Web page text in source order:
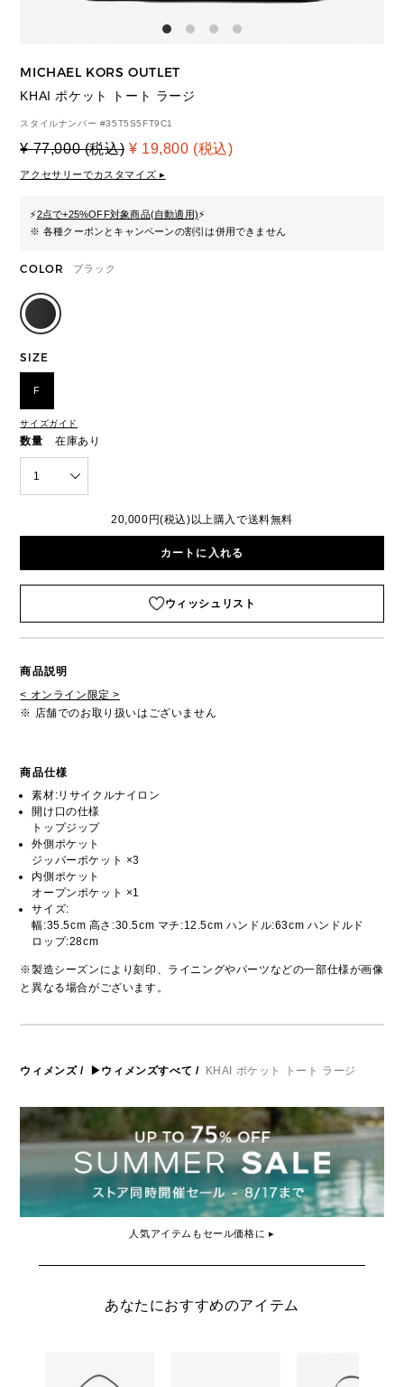
MICHAEL KORS OUTLET
KHAI ポケット トート ラージ
スタイルナンバー #35T5S5FT9C1
¥ 77,000 (税込) ¥ 19,800 (税込)
アクセサリーでカスタマイズ ▸
⚡2点で+25%OFF対象商品(自動適用)⚡
※ 各種クーポンとキャンペーンの割引は併用できません
COLOR ブラック
SIZE
F
サイズガイド
数量 在庫あり
1
20,000円(税込)以上購入で送料無料
カートに入れる
ウィッシュリスト
商品説明
< オンライン限定 >
※ 店舗でのお取り扱いはございません
商品仕様
素材:リサイクルナイロン
開け口の仕様
トップジップ
外側ポケット
ジッパーポケット ×3
内側ポケット
オープンポケット ×1
サイズ:
幅:35.5cm 高さ:30.5cm マチ:12.5cm ハンドル:63cm ハンドルド
ロップ:28cm
※製造シーズンにより刻印、ライニングやパーツなどの一部仕様が画像
と異なる場合がございます。
ウィメンズ/ ▶ウィメンズすべて / KHAI ポケット トート ラージ
人気アイテムもセール価格に ▸
あなたにおすすめのアイテム